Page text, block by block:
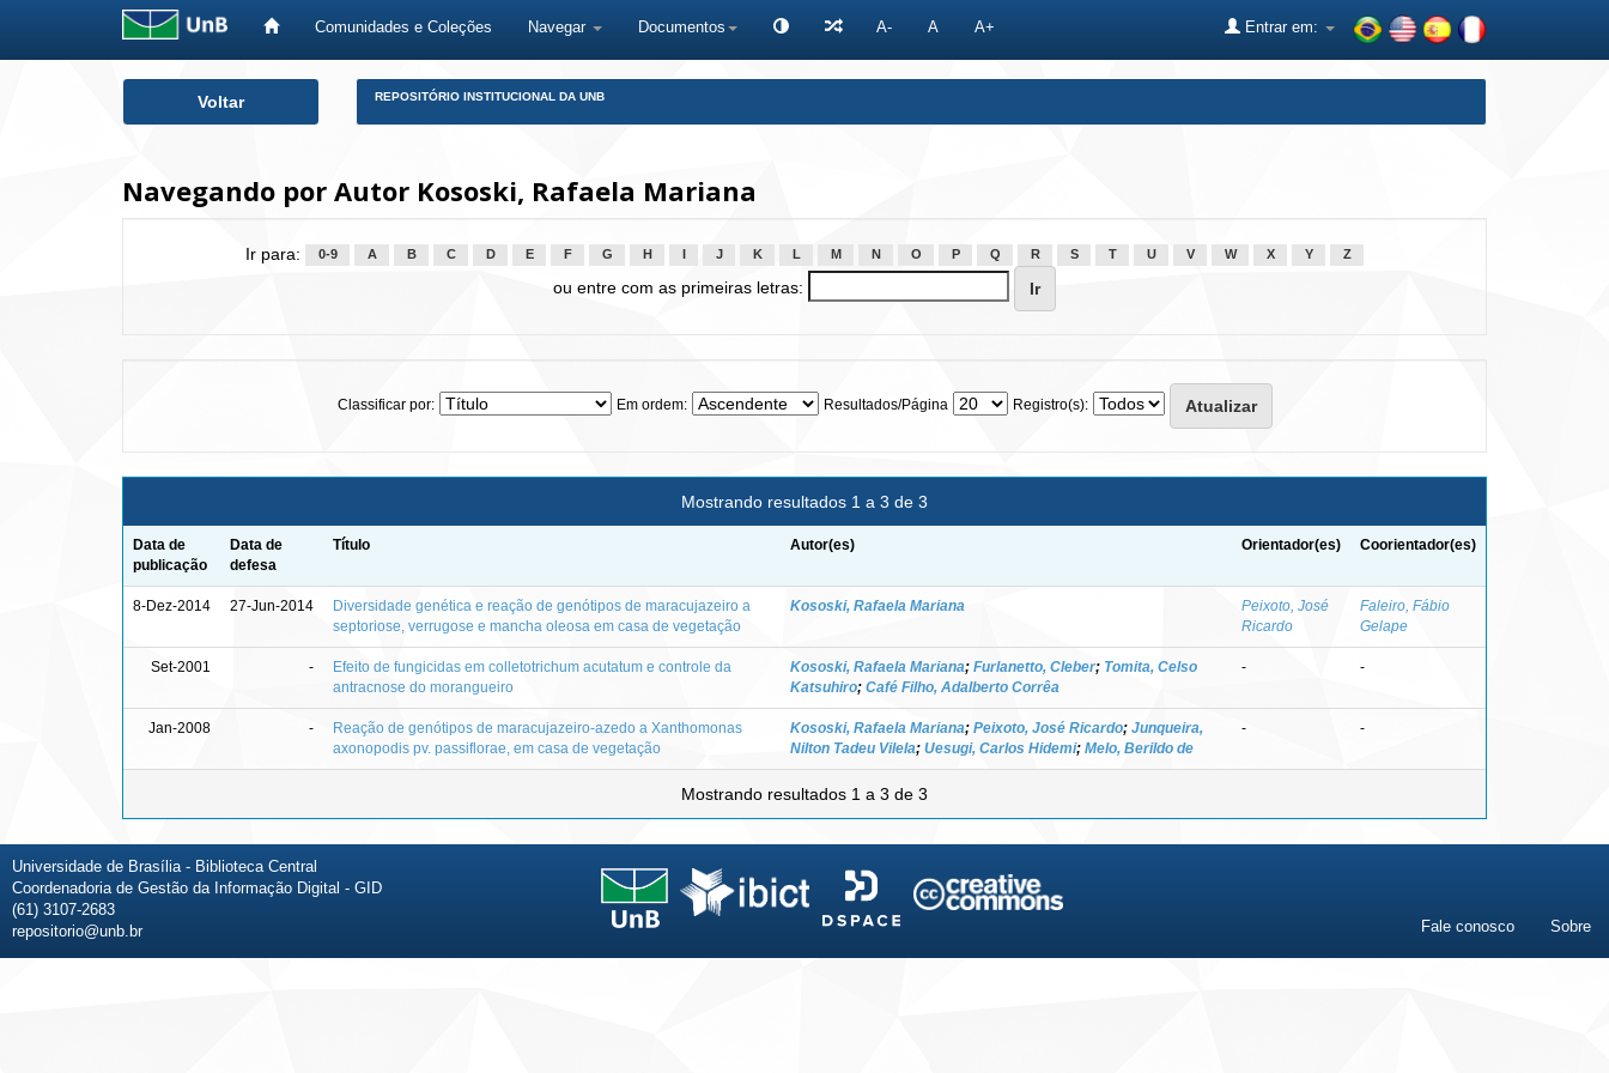
Comunidades e Coleções Navegar Documentos A- A A+ Entrar em:
Voltar REPOSITÓRIO INSTITUCIONAL DA UNB
Navegando por Autor Kososki, Rafaela Mariana
Ir para: 0-9 A B C D E F G H J K L M N O P Q R S T U V W X Y Z
ou entre com as primeiras letras:
Classificar por: Em ordem: Resultados/Página Registro(s):
Mostrando resultados 1 a 3 de 3
Data de
publicação
Data de
defesa
Título Autor(es) Orientador(es) Coorientador(es)
8-Dez-2014 27-Jun-2014
Diversidade genética e reação de genótipos de maracujazeiro a
septoriose, verrugose e mancha oleosa em casa de vegetação
Kososki, Rafaela Mariana
Peixoto, José
Ricardo
Faleiro, Fábio
Gelape
Set-2001 -
Efeito de fungicidas em colletotrichum acutatum e controle da
antracnose do morangueiro
Kososki, Rafaela Mariana; Furlanetto, Cleber; Tomita, Celso
Katsuhiro; Café Filho, Adalberto Corrêa
- -
Jan-2008 -
Reação de genótipos de maracujazeiro-azedo a Xanthomonas
axonopodis pv. passiflorae, em casa de vegetação
Kososki, Rafaela Mariana; Peixoto, José Ricardo; Junqueira,
Nilton Tadeu Vilela; Uesugi, Carlos Hidemi; Melo, Berildo de
- -
Mostrando resultados 1 a 3 de 3
Universidade de Brasília - Biblioteca Central
Coordenadoria de Gestão da Informação Digital - GID
(61) 3107-2683
repositorio@unb.br
Fale conosco Sobre